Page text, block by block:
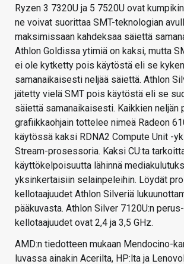
Ryzen 3 7320U ja 5 7520U ovat
ne voivat suorittaa SMT-teknologian
maksimissaan kahdeksaa säiettä
Athlon Goldissa ytimiä on kaksi, mutta
ei ole kytketty pois käytöstä eli se
samanaikaisesti neljää säiettä. Athlon
jätetty vielä SMT pois käytöstä eli se
säiettä samanaikaisesti. Kaikkien neljän
grafiikkaohjain tottelee nimeä Radeon
käytössä kaksi RDNA2 Compute Unit -
Stream-prosessoria. Kaksi CU:ta
käyttökelpoisuutta lähinnä
yksinkertaisiin selainpeleihin. Löydät
kellotaajuudet Athlon Silveriä
pääkuvasta. Athlon Silver 7120U:n
kellotaajuudet ovat 2,4 ja 3,5 GHz.
AMD:n tiedotteen mukaan Mendocino-
luvassa ainakin Acerilta, HP:lta ja